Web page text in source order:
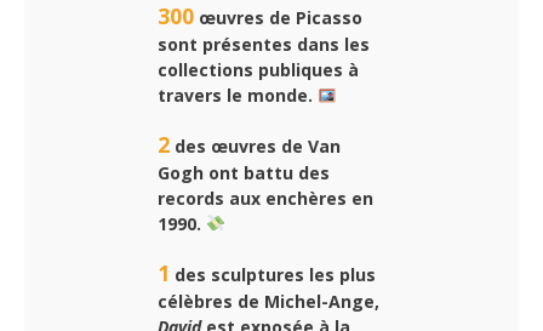
300 œuvres de Picasso
sont présentes dans les
collections publiques à
travers le monde.
2 des œuvres de Van
Gogh ont battu des
records aux enchères en
1990.
1 des sculptures les plus
célèbres de Michel-Ange,